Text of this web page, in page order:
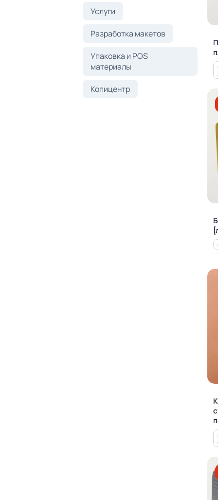
Услуги
Разработка макетов
Упаковка и POS
материалы
Копицентр